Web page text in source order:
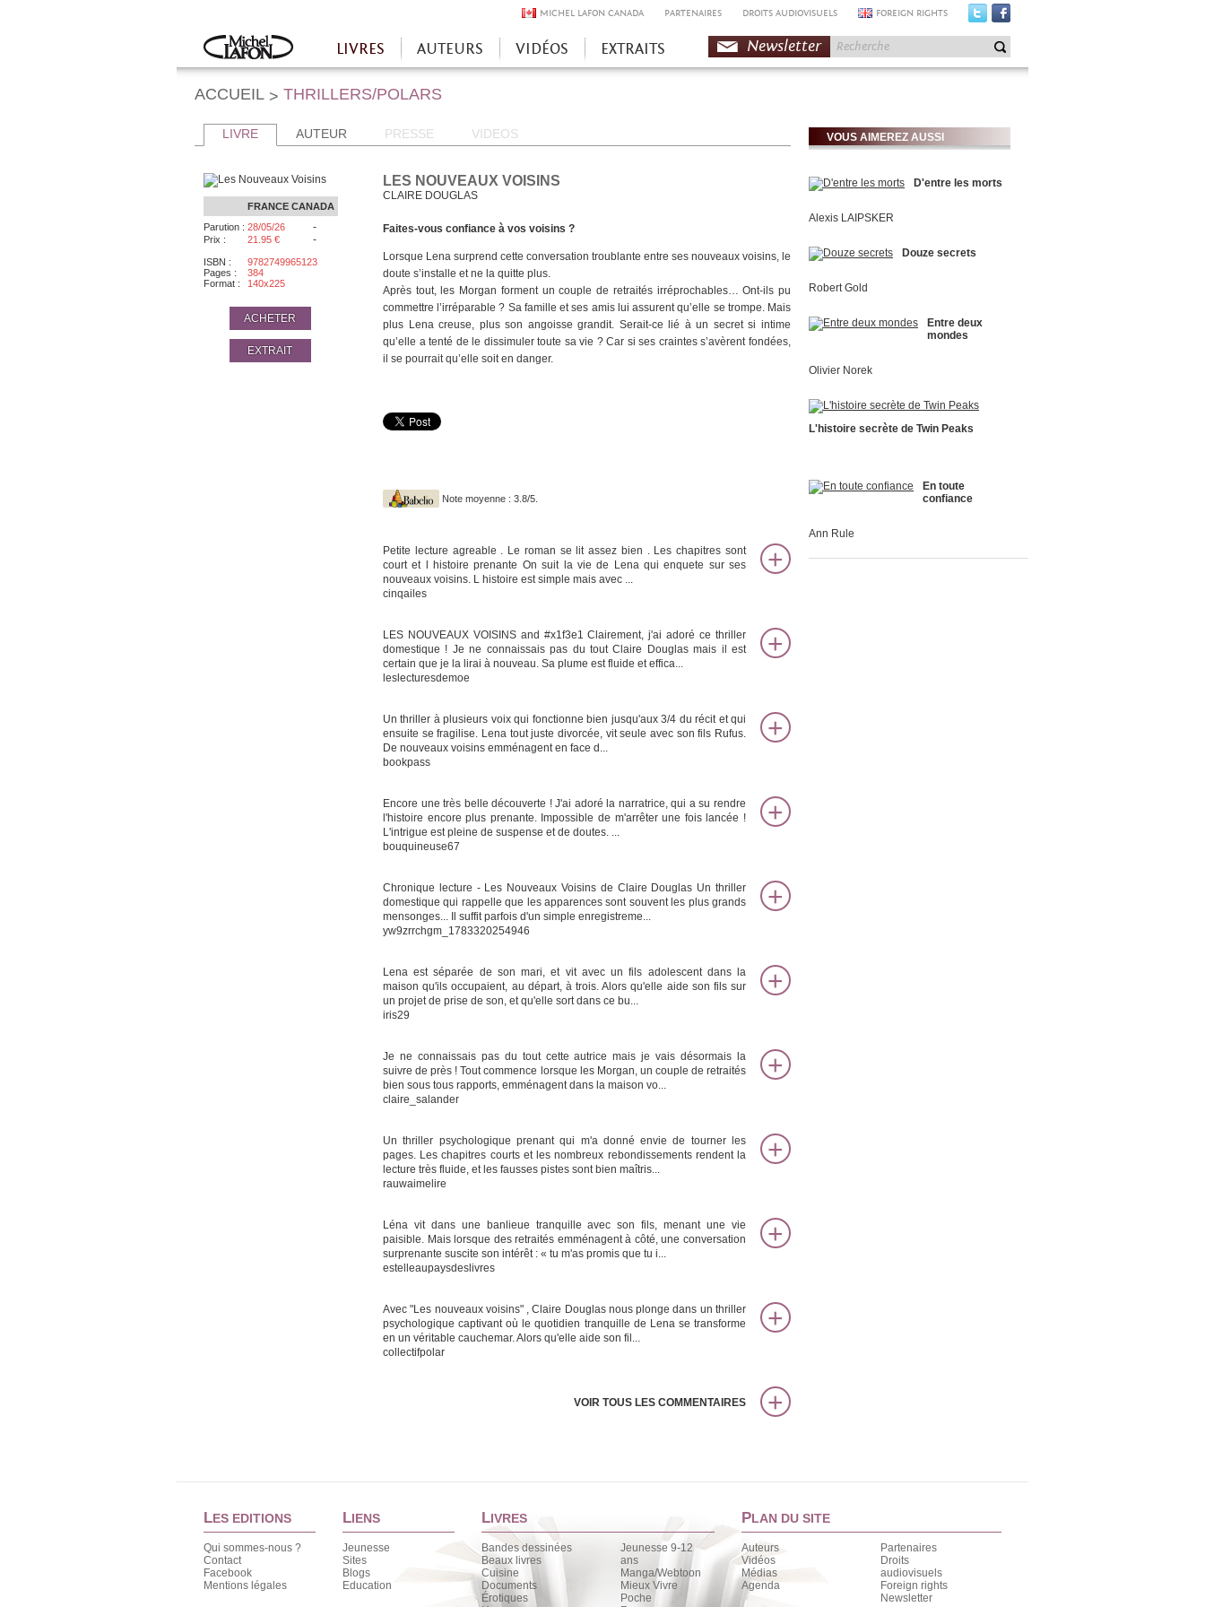
MICHEL LAFON CANADA PARTENAIRES DROITS AUDIOVISUELS FOREIGN RIGHTS
Accueil
LIVRES AUTEURS VIDÉOS EXTRAITS Newsletter
ACCUEIL > THRILLERS/POLARS
LIVRE AUTEUR PRESSE VIDEOS
FRANCE CANADA
Parution : 28/05/26 -
Prix : 21.95 € -
ISBN :
9782749965123
Pages :
384
Format :
140x225
ACHETER
EXTRAIT
LES NOUVEAUX VOISINS
CLAIRE DOUGLAS
Faites-vous confiance à vos voisins ?
Lorsque Lena surprend cette conversation troublante entre ses nouveaux voisins, le
doute s’installe et ne la quitte plus.
Après tout, les Morgan forment un couple de retraités irréprochables… Ont-ils pu
commettre l’irréparable ? Sa famille et ses amis lui assurent qu’elle se trompe. Mais
plus Lena creuse, plus son angoisse grandit. Serait-ce lié à un secret si intime
qu’elle a tenté de le dissimuler toute sa vie ? Car si ses craintes s’avèrent fondées,
il se pourrait qu’elle soit en danger.
Note moyenne : 3.8/5.
Petite lecture agreable . Le roman se lit assez bien . Les chapitres sont
court et l histoire prenante On suit la vie de Lena qui enquete sur ses
nouveaux voisins. L histoire est simple mais avec ...
cinqailes
LES NOUVEAUX VOISINS and #x1f3e1 Clairement, j'ai adoré ce thriller
domestique ! Je ne connaissais pas du tout Claire Douglas mais il est
certain que je la lirai à nouveau. Sa plume est fluide et effica...
leslecturesdemoe
Un thriller à plusieurs voix qui fonctionne bien jusqu'aux 3/4 du récit et qui
ensuite se fragilise. Lena tout juste divorcée, vit seule avec son fils Rufus.
De nouveaux voisins emménagent en face d...
bookpass
Encore une très belle découverte ! J'ai adoré la narratrice, qui a su rendre
l'histoire encore plus prenante. Impossible de m'arrêter une fois lancée !
L'intrigue est pleine de suspense et de doutes. ...
bouquineuse67
Chronique lecture - Les Nouveaux Voisins de Claire Douglas Un thriller
domestique qui rappelle que les apparences sont souvent les plus grands
mensonges... Il suffit parfois d'un simple enregistreme...
yw9zrrchgm_1783320254946
Lena est séparée de son mari, et vit avec un fils adolescent dans la
maison qu'ils occupaient, au départ, à trois. Alors qu'elle aide son fils sur
un projet de prise de son, et qu'elle sort dans ce bu...
iris29
Je ne connaissais pas du tout cette autrice mais je vais désormais la
suivre de près ! Tout commence lorsque les Morgan, un couple de retraités
bien sous tous rapports, emménagent dans la maison vo...
claire_salander
Un thriller psychologique prenant qui m'a donné envie de tourner les
pages. Les chapitres courts et les nombreux rebondissements rendent la
lecture très fluide, et les fausses pistes sont bien maîtris...
rauwaimelire
Léna vit dans une banlieue tranquille avec son fils, menant une vie
paisible. Mais lorsque des retraités emménagent à côté, une conversation
surprenante suscite son intérêt : « tu m'as promis que tu i...
estelleaupaysdeslivres
Avec "Les nouveaux voisins" , Claire Douglas nous plonge dans un thriller
psychologique captivant où le quotidien tranquille de Lena se transforme
en un véritable cauchemar. Alors qu'elle aide son fil...
collectifpolar
VOIR TOUS LES COMMENTAIRES
VOUS AIMEREZ AUSSI
D'entre les morts
Alexis LAIPSKER
Douze secrets
Robert Gold
Entre deux
mondes
Olivier Norek
L'histoire secrète de Twin Peaks
En toute
confiance
Ann Rule
LES EDITIONS
Qui sommes-nous ?
Contact
Facebook
Mentions légales
LIENS
Jeunesse
Sites
Blogs
Education
LIVRES
Bandes dessinées
Beaux livres
Cuisine
Documents
Érotiques
Jeunesse 9-12
ans
Manga/Webtoon
Mieux Vivre
Poche
PLAN DU SITE
Auteurs
Vidéos
Médias
Agenda
Partenaires
Droits
audiovisuels
Foreign rights
Newsletter